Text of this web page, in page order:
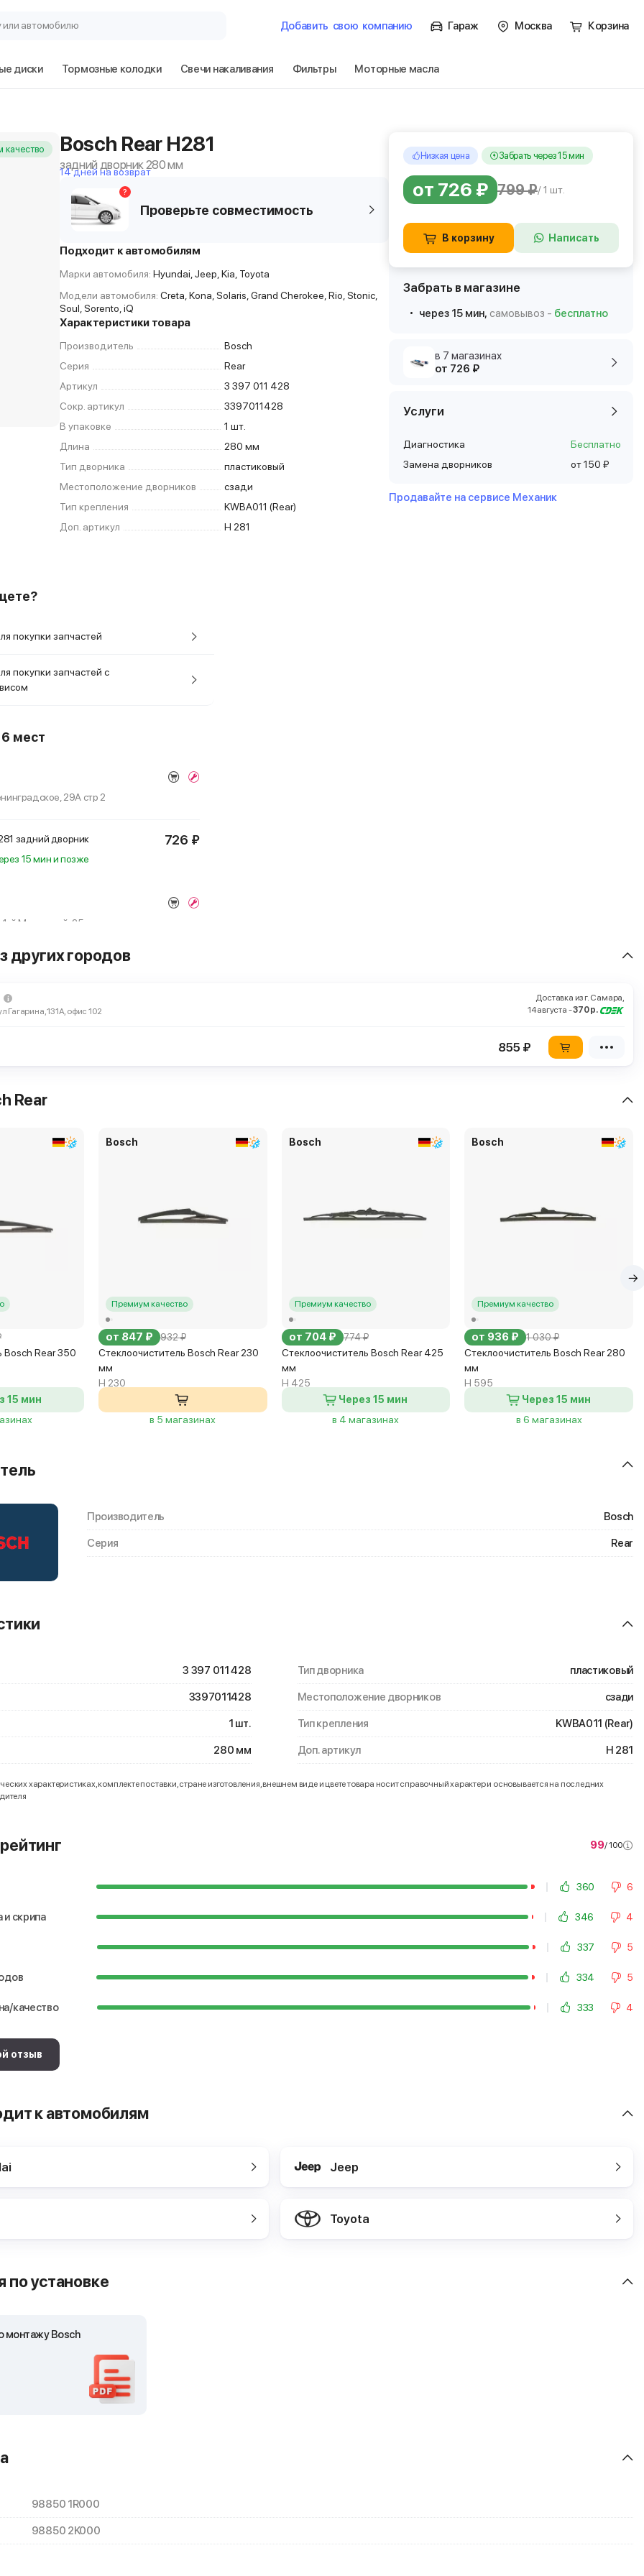
или автомобилю Добавить свою компанию Гараж Москва Корзина
диски Тормозные колодки Свечи накаливания Фильтры Моторные масла
качество Bosch Rear H281
задний дворник 280 мм
14 дней на возврат
Проверьте совместимость
?
Подходит к автомобилям
Марки автомобиля: Hyundai, Jeep, Kia, Toyota
Модели автомобиля: Creta, Kona, Solaris, Grand Cherokee, Rio, Stonic,
Soul, Sorento, iQ
Характеристики товара
Производитель
Bosch
Серия
Rear
Артикул
3 397 011 428
Сокр. артикул
3397011428
В упаковке
1 шт.
Длина
280 мм
Тип дворника
пластиковый
Местоположение дворников
сзади
Тип крепления
KWBA011 (Rear)
Доп. артикул
H 281
Низкая цена Забрать через 15 мин
от 726 ₽ 799 ₽/ 1 шт.
В корзину Написать
Забрать в магазине
через 15 мин, самовывоз - бесплатно
в 7 магазинах
от 726 ₽
Услуги
Диагностика
Бесплатно
Замена дворников
от 150 ₽
Продавайте на сервисе Механик
покупки запчастей
покупки запчастей с
6 мест
29А стр 2
задний дворник 726 ₽
15 мин и позже
1-й Митинский, 25
задний дворник
726 ₽
15 мин и позже
59
879 ₽
170Г
170Г
задний дворник
других городов
Гагарина, 131А, офис 102
Доставка из г. Самара,
14 августа -370 р.
855 ₽
Rear
Bosch Rear 350
15 мин
Bosch
Премиум качество
от 847 ₽ 932 ₽
Стеклоочиститель Bosch Rear 230
мм
H 230
в 5 магазинах
Bosch
Премиум качество
от 704 ₽ 774 ₽
Стеклоочиститель Bosch Rear 425
мм
H 425
Через 15 мин
в 4 магазинах
Bosch
Премиум качество
от 936 ₽ 1 030 ₽
Стеклоочиститель Bosch Rear 280
мм
H 595
Через 15 мин
в 6 магазинах
Производитель Bosch
Серия Rear
3 397 011 428
3397011428
1 шт.
280 мм
Тип дворника пластиковый
Местоположение дворников сзади
Тип крепления KWBA011 (Rear)
Доп. артикул H 281
характеристиках, комплекте поставки, стране изготовления, внешнем виде и цвете товара носит справочный характер и основывается на последних
99/ 100
360 6
скрипа 346 4
337 5
334 5
качество 333 4
отзыв
к автомобилям
Jeep
Toyota
по установке
монтажу Bosch
98850 1R000
98850 2K000